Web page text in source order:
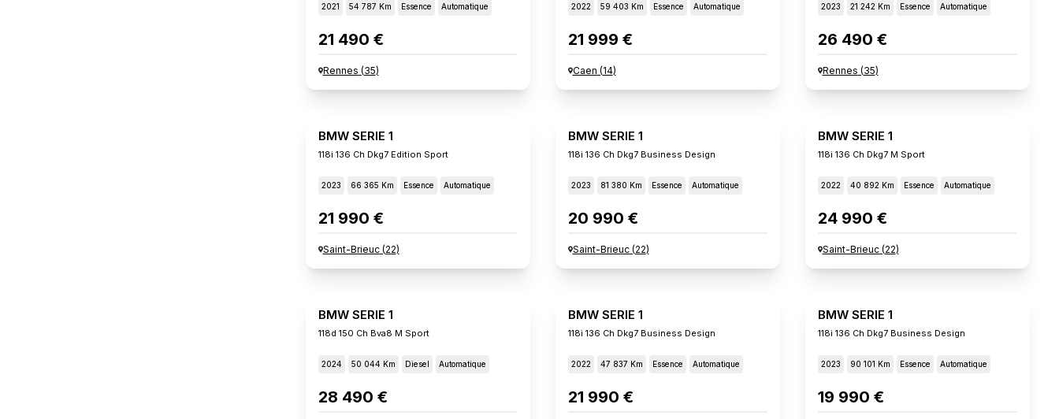
2021 54 787 Km Essence Automatique
21 490 €
Rennes (35)
2022 59 403 Km Essence Automatique
21 999 €
Caen (14)
2023 21 242 Km Essence Automatique
26 490 €
Rennes (35)
BMW SERIE 1
118i 136 Ch Dkg7 Edition Sport
2023 66 365 Km Essence Automatique
21 990 €
Saint-Brieuc(22)
BMW SERIE 1
118i 136 Ch Dkg7 Business Design
2023 81 380 Km Essence Automatique
20 990 €
Saint-Brieuc(22)
BMW SERIE 1
118i 136 Ch Dkg7 M Sport
2022 40 892 Km Essence Automatique
24 990 €
Saint-Brieuc(22)
BMW SERIE 1
118d 150 Ch Bva8 M Sport
2024 50 044 Km Diesel Automatique
28 490 €
BMW SERIE 1
118i 136 Ch Dkg7 Business Design
2022 47 837 Km Essence Automatique
21 990 €
BMW SERIE 1
118i 136 Ch Dkg7 Business Design
2023 90 101 Km Essence Automatique
19 990 €